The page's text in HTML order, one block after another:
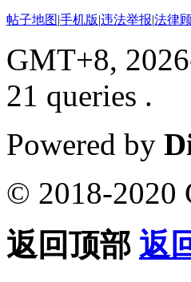
帖子地图|手机版|违法举报|法律
GMT+8,
21 queries .
Powered by
© 2018-2020
返回顶部 返